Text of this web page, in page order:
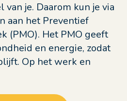
van je. Daarom kun je via
aan het Preventief
(PMO). Het PMO geeft
en energie, zodat
Op het werk en